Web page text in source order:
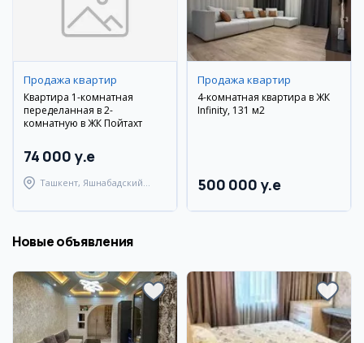
Продажа квартир
Квартира 1-комнатная
переделанная в 2-
комнатную в ЖК Пойтахт
74 000 y.e
Ташкент, Яшнабадский
Продажа квартир
4-комнатная квартира в ЖК
Infinity, 131 м2
500 000 y.e
Новые объявления